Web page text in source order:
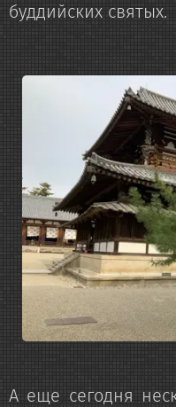
буддийских святых.
А еще сегодня